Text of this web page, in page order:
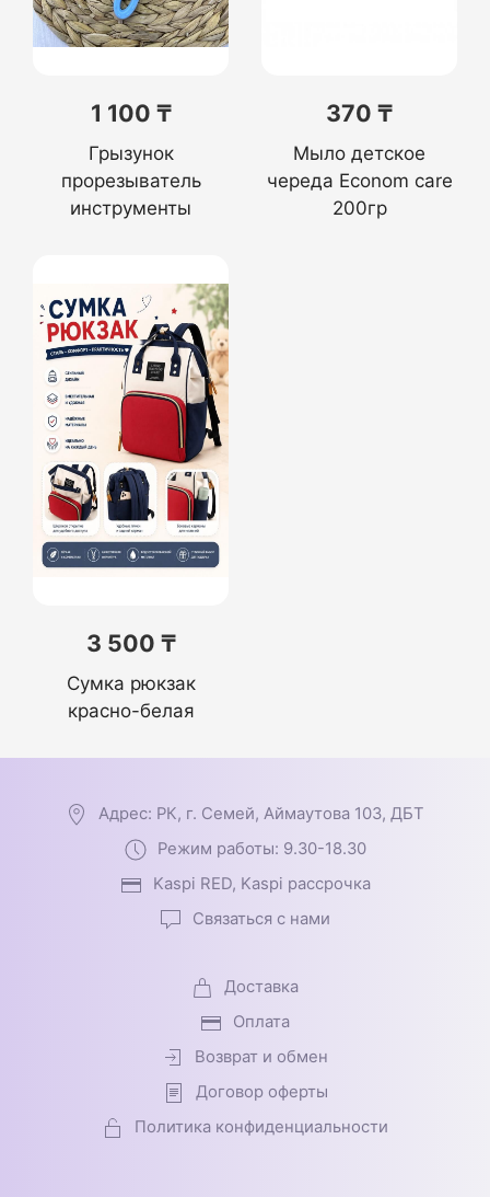
1 100 ₸
Грызунок
прорезыватель
инструменты
370 ₸
Мыло детское
череда Econom care
200гр
3 500 ₸
Сумка рюкзак
красно-белая
Адрес: РК, г. Семей, Аймаутова 103, ДБТ
Режим работы: 9.30-18.30
Kaspi RED, Kaspi рассрочка
Связаться с нами
Доставка
Оплата
Возврат и обмен
Договор оферты
Политика конфиденциальности